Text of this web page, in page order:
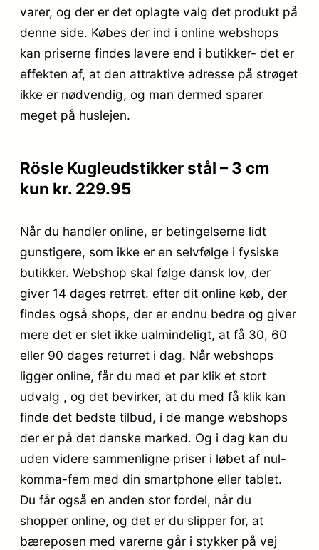
varer, og der er det oplagte valg det produkt på
denne side. Købes der ind i online webshops
kan priserne findes lavere end i butikker- det er
effekten af, at den attraktive adresse på strøget
ikke er nødvendig, og man dermed sparer
meget på huslejen.
Rösle Kugleudstikker stål – 3 cm
kun kr. 229.95
Når du handler online, er betingelserne lidt
gunstigere, som ikke er en selvfølge i fysiske
butikker. Webshop skal følge dansk lov, der
giver 14 dages retrret. efter dit online køb, der
findes også shops, der er endnu bedre og giver
mere det er slet ikke ualmindeligt, at få 30, 60
eller 90 dages returret i dag. Når webshops
ligger online, får du med et par klik et stort
udvalg , og det bevirker, at du med få klik kan
finde det bedste tilbud, i de mange webshops
der er på det danske marked. Og i dag kan du
uden videre sammenligne priser i løbet af nul-
komma-fem med din smartphone eller tablet.
Du får også en anden stor fordel, når du
shopper online, og det er du slipper for, at
bæreposen med varerne går i stykker på vej